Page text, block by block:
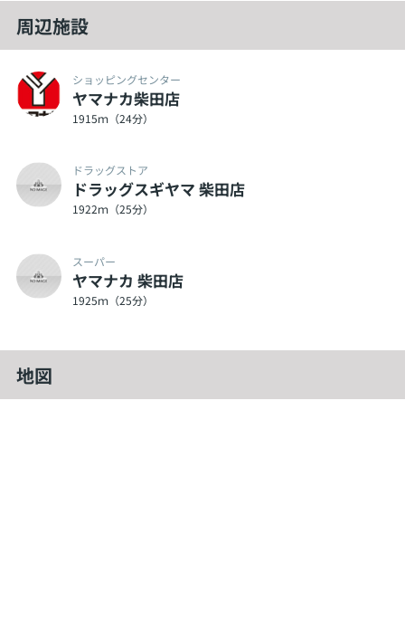
周辺施設
ショッピングセンター
ヤマナカ柴田店
1915ｍ（24分）
ドラッグストア
ドラッグスギヤマ 柴田店
1922ｍ（25分）
スーパー
ヤマナカ 柴田店
1925ｍ（25分）
地図